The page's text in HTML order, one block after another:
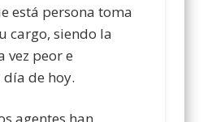
está persona toma
cargo, siendo la
vez peor e
de hoy.
agentes han